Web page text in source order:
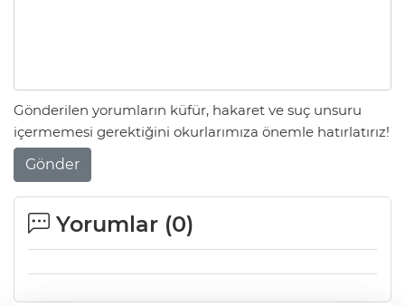
Gönderilen yorumların küfür, hakaret ve suç unsuru
içermemesi gerektiğini okurlarımıza önemle hatırlatırız!
Gönder
Yorumlar (0)